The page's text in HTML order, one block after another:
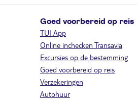
Goed voorbereid op reis
TUI App
Online inchecken Transavia
Excursies op de bestemming
Goed voorbereid op reis
Verzekeringen
Autohuur